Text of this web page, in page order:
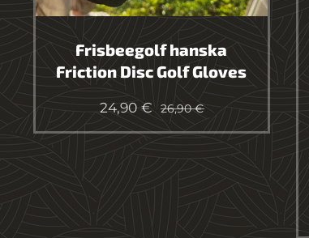
Frisbeegolf hanska
Friction Disc Golf Gloves
24,90€ 26,90€